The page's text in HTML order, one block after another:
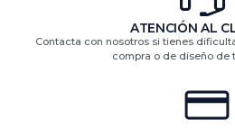
ATENCIÓN AL
Contacta con nosotros si tienes
compra o de diseño de